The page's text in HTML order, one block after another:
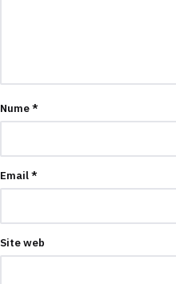
Nume*
Email*
Site web